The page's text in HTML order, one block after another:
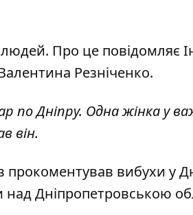
людей. Про це повідомляє
Резніченко.
Дніпру. Одна жінка у
він.
прокоментував вибухи у
над Дніпропетровською